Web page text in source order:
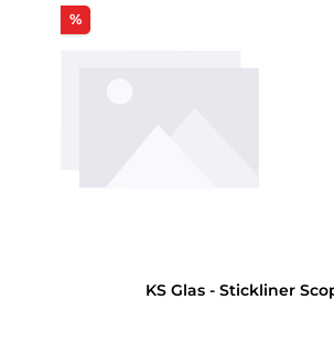
%Rabatt
KS Glas - Stickliner